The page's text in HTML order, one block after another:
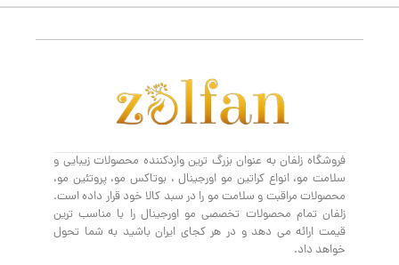
فروشگاه زلفان به عنوان بزرگ ترین واردکننده محصولات زیبایی و
سلامت مو، انواع کراتین مو اورجینال ، بوتاکس مو، پروتئین مو،
محصولات مراقبت و سلامت مو را در سبد کالا خود قرار داده است.
زلفان تمام محصولات تخصصی مو اورجینال را با مناسب ترین
قیمت ارائه می دهد و در هر کجای ایران باشید به شما تحول
خواهد داد.